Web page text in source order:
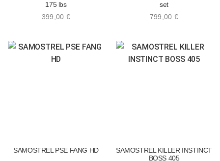
399,00 €
175 lbs
799,00 €
set
SAMOSTREL PSE FANG HD
SAMOSTREL KILLER INSTINCT
BOSS 405